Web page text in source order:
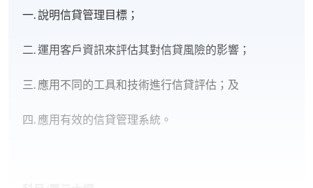
一. 說明信貸管理目標；
二. 運用客戶資訊來評估其對信貸風險的影響；
三. 應用不同的工具和技術進行信貸評估；及
四. 應用有效的信貸管理系統。